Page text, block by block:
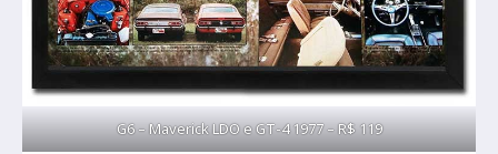
G6 – Maverick LDO e GT-4 1977 – R$ 119